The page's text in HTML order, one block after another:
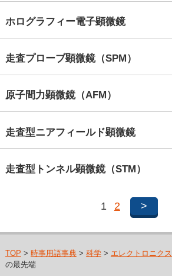
ホログラフィー電子顕微鏡
走査プローブ顕微鏡（SPM）
原子間力顕微鏡（AFM）
走査型ニアフィールド顕微鏡
走査型トンネル顕微鏡（STM）
1 2 >
TOP > 時事用語事典> 科学> エレクトロニクス
の最先端